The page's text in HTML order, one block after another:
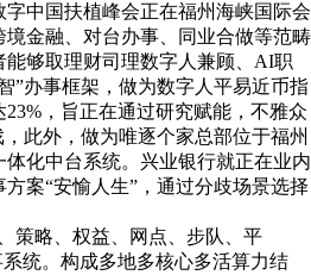
中国扶植峰会正在福州海峡国际会
金融、对台办事、同业合做等范畴
够取理财司理数字人兼顾、AI职
”办事框架，做为数字人平易近币指
，旨正在通过研究赋能，不雅众
此外，做为唯逐个家总部位于福州
化中台系统。兴业银行就正在业内
案“安愉人生”，通过分歧场景选择
略、权益、网点、步队、平
统。构成多地多核心多活算力结